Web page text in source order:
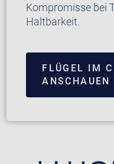
Kompromisse bei
Haltbarkeit.
FLÜGEL IM
ANSCHAUEN